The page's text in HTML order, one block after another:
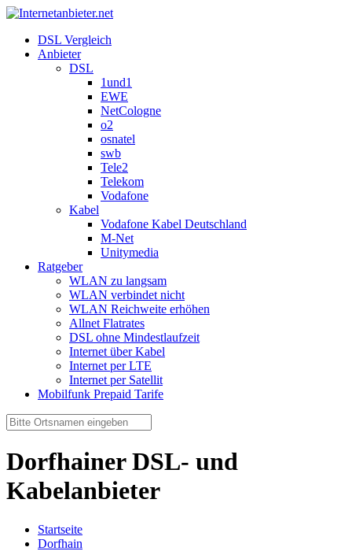
DSL Vergleich
Anbieter
DSL
1und1
EWE
NetCologne
o2
osnatel
swb
Tele2
Telekom
Vodafone
Kabel
Vodafone Kabel Deutschland
M-Net
Unitymedia
Ratgeber
WLAN zu langsam
WLAN verbindet nicht
WLAN Reichweite erhöhen
Allnet Flatrates
DSL ohne Mindestlaufzeit
Internet über Kabel
Internet per LTE
Internet per Satellit
Mobilfunk Prepaid Tarife
Dorfhainer DSL- und
Kabelanbieter
Startseite
Dorfhain